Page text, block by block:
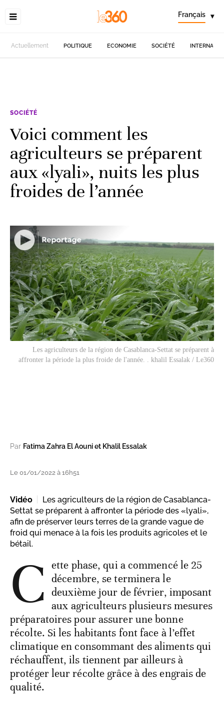
Français ▾
Actuellement POLITIQUE ECONOMIE SOCIÉTÉ
SOCIÉTÉ
Voici comment les
agriculteurs se préparent
aux «lyali», nuits les plus
froides de l’année
Les agriculteurs de la région de Casablanca-Settat se préparent à
affronter la période la plus froide de l'année. . khalil Essalak / Le360
Par Fatima Zahra El Aouni et Khalil Essalak
Le 01/01/2022 à 16h51
Vidéo
Les agriculteurs de la région de Casablanca-
Settat se préparent à affronter la période des «lyali»,
afin de préserver leurs terres de la grande vague de
froid qui menace à la fois les produits agricoles et le
bétail.
C ette phase, qui a commencé le 25
décembre, se terminera le
deuxième jour de février, imposant
aux agriculteurs plusieurs mesures
préparatoires pour assurer une bonne
récolte. Si les habitants font face à l’effet
climatique en consommant des aliments qui
réchauffent, ils tiennent par ailleurs à
protéger leur récolte grâce à des engrais de
qualité.